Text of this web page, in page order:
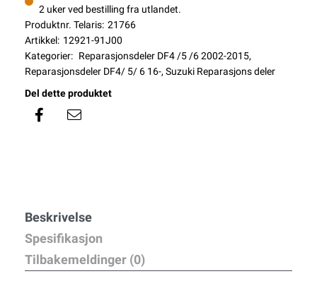
2 uker ved bestilling fra utlandet.
Produktnr. Telaris: 21766
Artikkel: 12921-91J00
Kategorier: Reparasjonsdeler DF4 /5 /6 2002-2015,
Reparasjonsdeler DF4/ 5/ 6 16-, Suzuki Reparasjons deler
Del dette produktet
Beskrivelse
Spesifikasjon
Tilbakemeldinger (0)